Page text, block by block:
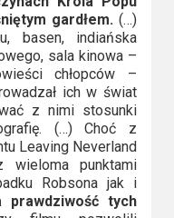
gardłem. (…)
basen, indiańska
sala kinowa –
chłopców –
ich w świat
z nimi stosunki
(…) Choć z
Leaving Neverland
punktami
Robsona jak i
prawdziwość tych